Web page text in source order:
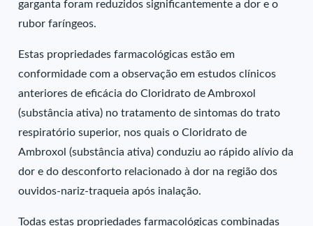
garganta foram reduzidos significantemente a dor e o
rubor faríngeos.
Estas propriedades farmacológicas estão em
conformidade com a observação em estudos clínicos
anteriores de eficácia do Cloridrato de Ambroxol
(substância ativa) no tratamento de sintomas do trato
respiratório superior, nos quais o Cloridrato de
Ambroxol (substância ativa) conduziu ao rápido alívio da
dor e do desconforto relacionado à dor na região dos
ouvidos-nariz-traqueia após inalação.
Todas estas propriedades farmacológicas combinadas